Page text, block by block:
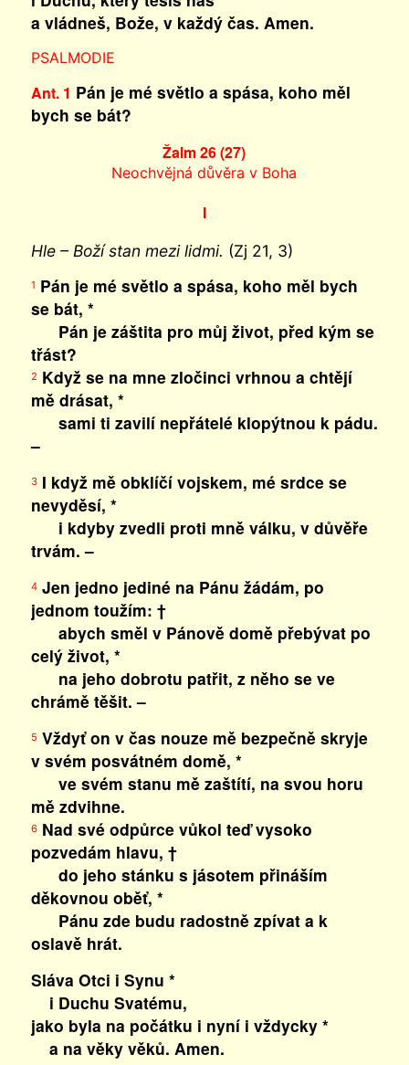
a vládneš, Bože, v každý čas. Amen.
PSALMODIE
Ant. 1 Pán je mé světlo a spása, koho měl
bych se bát?
Žalm 26 (27)
Neochvějná důvěra v Boha
I
Hle – Boží stan mezi lidmi. (Zj 21, 3)
1 Pán je mé světlo a spása, koho měl bych
se bát, *
Pán je záštita pro můj život, před kým se
třást?
2 Když se na mne zločinci vrhnou a chtějí
mě drásat, *
sami ti zavilí nepřátelé klopýtnou k pádu.
–
3I když mě obklíčí vojskem, mé srdce se
nevyděsí, *
i kdyby zvedli proti mně válku, v důvěře
trvám. –
4Jen jedno jediné na Pánu žádám, po
jednom toužím: †
abych směl v Pánově domě přebývat po
celý život, *
na jeho dobrotu patřit, z něho se ve
chrámě těšit. –
5 Vždyť on v čas nouze mě bezpečně skryje
v svém posvátném domě, *
ve svém stanu mě zaštítí, na svou horu
mě zdvihne.
6Nad své odpůrce vůkol teď vysoko
pozvedám hlavu, †
do jeho stánku s jásotem přináším
děkovnou oběť, *
Pánu zde budu radostně zpívat a k
oslavě hrát.
Sláva Otci i Synu *
i Duchu Svatému,
jako byla na počátku i nyní i vždycky *
a na věky věků. Amen.